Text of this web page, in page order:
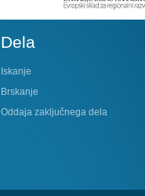
Dela
Iskanje
Brskanje
Oddaja zaključnega dela